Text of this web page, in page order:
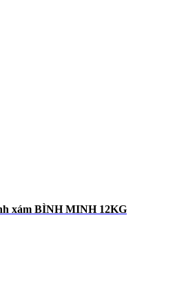
xám BÌNH MINH 12KG